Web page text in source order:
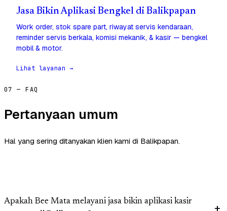
Jasa Bikin Aplikasi Bengkel di Balikpapan
Work order, stok spare part, riwayat servis kendaraan,
reminder servis berkala, komisi mekanik, & kasir — bengkel
mobil & motor.
Lihat layanan →
07 — FAQ
Pertanyaan umum
Hal yang sering ditanyakan klien kami di Balikpapan.
Apakah Bee Mata melayani jasa bikin aplikasi kasir